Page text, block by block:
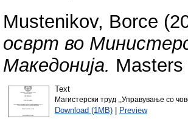
Mustenikov, Borce
осврт во
Македонија.
Text
Магистерски труд ,,Управување со
Download (1MB)| Preview